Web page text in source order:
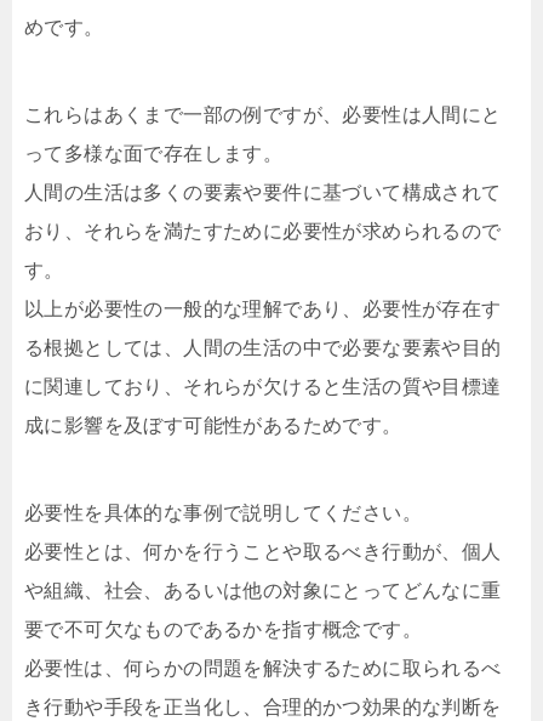
めです。
これらはあくまで一部の例ですが、必要性は人間にと
って多様な面で存在します。
人間の生活は多くの要素や要件に基づいて構成されて
おり、それらを満たすために必要性が求められるので
す。
以上が必要性の一般的な理解であり、必要性が存在す
る根拠としては、人間の生活の中で必要な要素や目的
に関連しており、それらが欠けると生活の質や目標達
成に影響を及ぼす可能性があるためです。
必要性を具体的な事例で説明してください。
必要性とは、何かを行うことや取るべき行動が、個人
や組織、社会、あるいは他の対象にとってどんなに重
要で不可欠なものであるかを指す概念です。
必要性は、何らかの問題を解決するために取られるべ
き行動や手段を正当化し、合理的かつ効果的な判断を